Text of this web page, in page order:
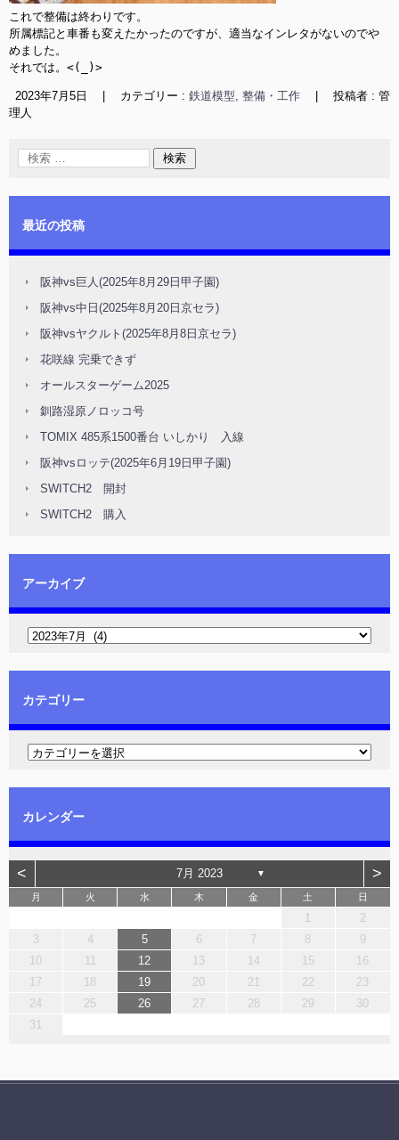
これで整備は終わりです。
所属標記と車番も変えたかったのですが、適当なインレタがないのでや
めました。
それでは。<(_)>
2023年7月5日 カテゴリー : 鉄道模型, 整備・工作
投稿者 : 管
理人
最近の投稿
阪神vs巨人(2025年8月29日甲子園)
阪神vs中日(2025年8月20日京セラ)
阪神vsヤクルト(2025年8月8日京セラ)
花咲線 完乗できず
オールスターゲーム2025
釧路湿原ノロッコ号
TOMIX 485系1500番台 いしかり 入線
阪神vsロッテ(2025年6月19日甲子園)
SWITCH2 開封
SWITCH2 購入
アーカイブ
カテゴリー
カレンダー
< 7月 2023 ▼ >
月 火 水 木 金 土 日
1
2
3
4 5 6 7 8
9
10
11 12 13 14 15
16
17
18 19 20 21 22
23
24
25 26 27 28 29
30
31